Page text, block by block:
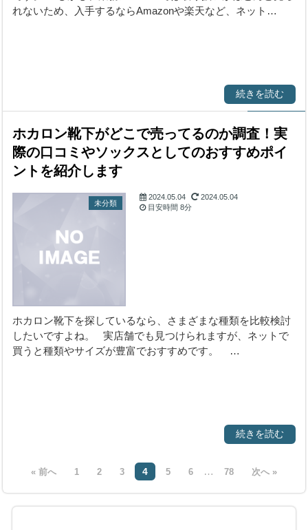
れないため、入手するならAmazonや楽天など、ネット…
続きを読む
ホカロン靴下がどこで売ってるのか調査！実
際の口コミやソックスとしてのおすすめポイ
ントを紹介します
未分類
2024.05.04
2024.05.04
目安時間8分
ホカロン靴下を探しているなら、さまざまな種類を比較検討
したいですよね。 実店舗でも見つけられますが、ネットで
買うと種類やサイズが豊富でおすすめです。 …
続きを読む
« 前へ 1 2 3 4 5 6 … 78 次へ »